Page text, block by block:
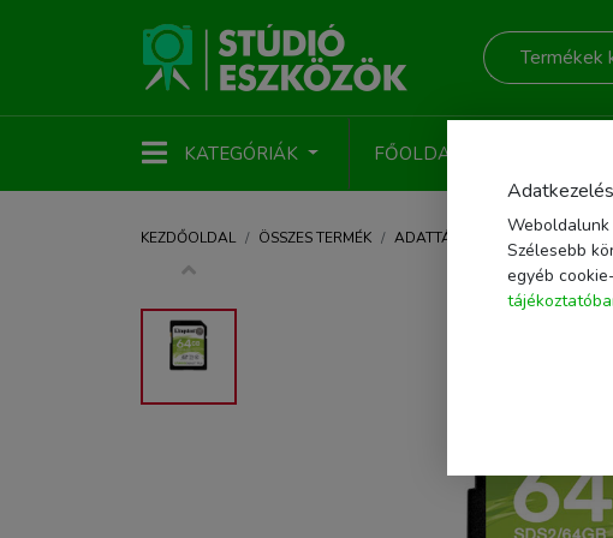
KATEGÓRIÁK FŐOLDAL
KEZDŐOLDAL ÖSSZES TERMÉK ADATTÁROLÁS
Weboldalunk
Szélesebb
egyéb